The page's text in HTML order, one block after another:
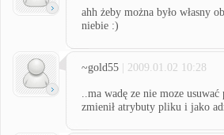
ahh żeby można było własny
niebie :)
~gold55 | 2009.01.02 10:28
..ma wadę ze nie moze
zmienił atrybuty pliku i jako